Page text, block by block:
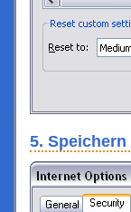
5.